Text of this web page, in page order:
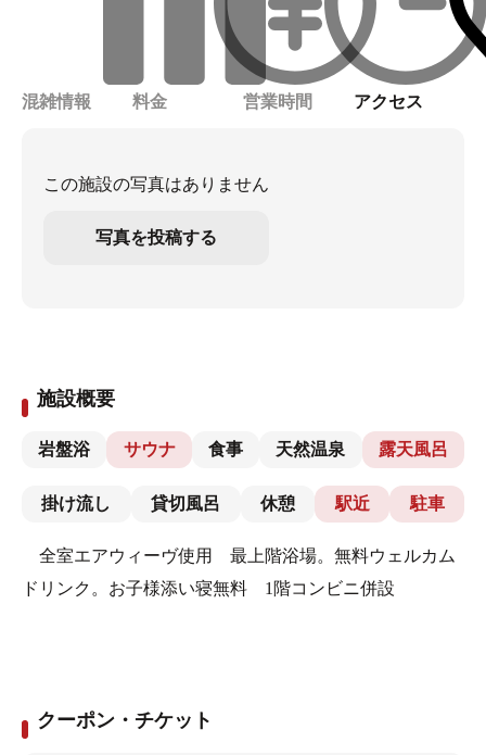
混雑情報 料金 営業時間 アクセス
この施設の写真はありません
写真を投稿する
施設概要
岩盤浴 サウナ 食事 天然温泉 露天風呂
掛け流し 貸切風呂 休憩 駅近 駐車
全室エアウィーヴ使用 最上階浴場。無料ウェルカム
ドリンク。お子様添い寝無料 1階コンビニ併設
クーポン・チケット